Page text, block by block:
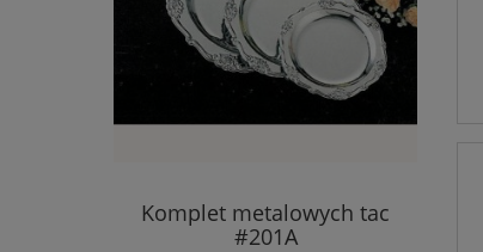
Komplet metalowych tac
#201A